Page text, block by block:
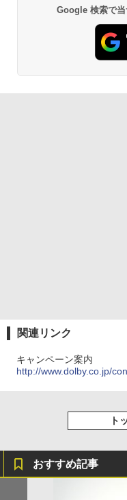
Google 検索で当
関連リンク
キャンペーン案内
http://www.dolby.co.jp/
ト
おすすめ記事